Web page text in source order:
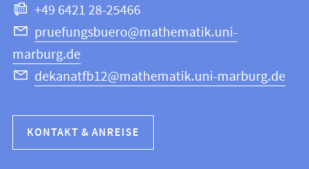
+49 6421 28-25466
pruefungsbuero@mathematik.uni-
marburg.de
dekanatfb12@mathematik.uni-marburg.de
KONTAKT & ANREISE